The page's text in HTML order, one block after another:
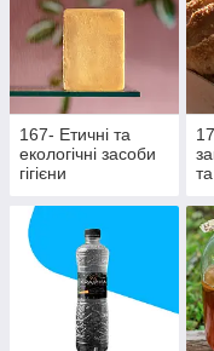
167- Етичні та
екологічні засоби
гігієни